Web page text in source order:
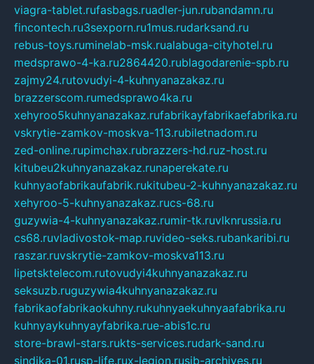
viagra-tablet.rufasbags.ruadler-jun.rubandamn.ru
fincontech.ru3sexporn.ru1mus.rudarksand.ru
rebus-toys.ruminelab-msk.rualabuga-cityhotel.ru
medsprawo-4-ka.ru2864420.rublagodarenie-spb.ru
zajmy24.rutovudyi-4-kuhnyanazakaz.ru
brazzerscom.rumedsprawo4ka.ru
xehyroo5kuhnyanazakaz.rufabrikayfabrikaefabrika.ru
vskrytie-zamkov-moskva-113.rubiletnadom.ru
zed-online.rupimchax.rubrazzers-hd.ruz-host.ru
kitubeu2kuhnyanazakaz.runaperekate.ru
kuhnyaofabrikaufabrik.rukitubeu-2-kuhnyanazakaz.ru
xehyroo-5-kuhnyanazakaz.rucs-68.ru
guzywia-4-kuhnyanazakaz.rumir-tk.ruvlknrussia.ru
cs68.ruvladivostok-map.ruvideo-seks.rubankaribi.ru
raszar.ruvskrytie-zamkov-moskva113.ru
lipetsktelecom.rutovudyi4kuhnyanazakaz.ru
seksuzb.ruguzywia4kuhnyanazakaz.ru
fabrikaofabrikaokuhny.rukuhnyaekuhnyaafabrika.ru
kuhnyaykuhnyayfabrika.rue-abis1c.ru
store-brawl-stars.rukts-services.rudark-sand.ru
sindika-01.rusp-life.rux-legion.rusib-archives.ru